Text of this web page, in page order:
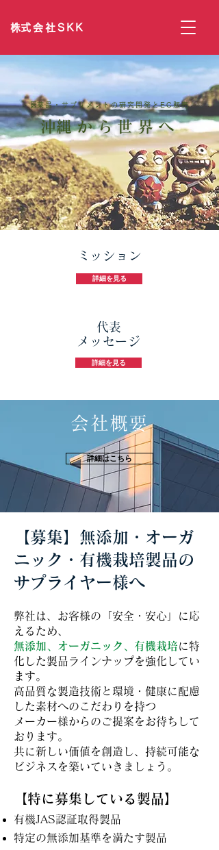
​株式会社SKK
​医薬品・サプリメントの研究開発とEC販売
​沖縄から世界へ
​ミッション
詳細を見る
​代表
メッセージ
詳細を見る
会社概要
詳細はこちら
【募集】無添加・オーガ
ニック・有機栽培製品の
サプライヤー様へ
弊社は、お客様の「安全・安心」に応
えるため、
無添加、オーガニック、有機栽培に特
化した製品ラインナップを強化してい
ます。
高品質な製造技術と環境・健康に配慮
した素材へのこだわりを持つ
メーカー様からのご提案をお待ちして
おります。
共に新しい価値を創造し、持続可能な
ビジネスを築いていきましょう。
【特に募集している製品】
有機JAS認証取得製品
特定の無添加基準を満たす製品